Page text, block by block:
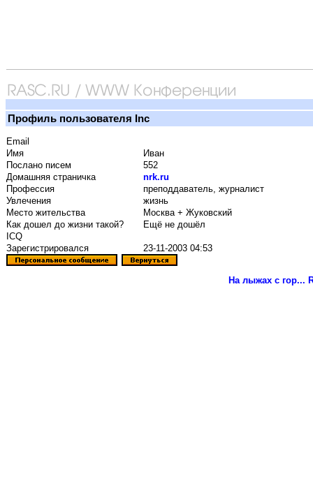
Профиль пользователя Inc
Email
Имя
Иван
Послано писем
552
Домашняя страничка
nrk.ru
Профессия
преподдаватель, журналист
Увлечения
жизнь
Место жительства
Москва + Жуковский
Как дошел до жизни такой?
Ещё не дошёл
ICQ
Зарегистрировался
23-11-2003 04:53
На лыжах с гор...